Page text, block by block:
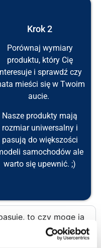
Krok 2
Porównaj wymiary
produktu, który Cię
i sprawdź czy
mieści się w Twoim
aucie.
Nasze produkty mają
rozmiar uniwersalny i
pasują do większości
samochodów ale
warto się upewnić. ;)
to czy mogę ją